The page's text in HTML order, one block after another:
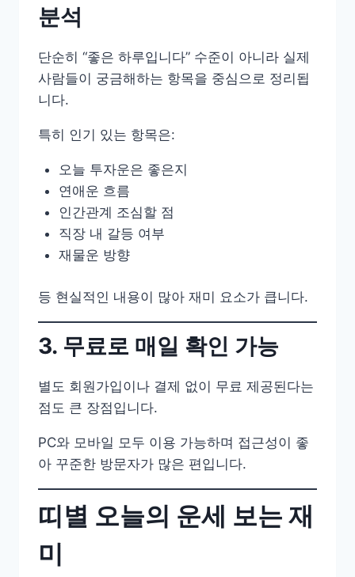
분석
단순히 “좋은 하루입니다” 수준이 아니라 실제
사람들이 궁금해하는 항목을 중심으로 정리됩
니다.
특히 인기 있는 항목은:
오늘 투자운은 좋은지
연애운 흐름
인간관계 조심할 점
직장 내 갈등 여부
재물운 방향
등 현실적인 내용이 많아 재미 요소가 큽니다.
3. 무료로 매일 확인 가능
별도 회원가입이나 결제 없이 무료 제공된다는
점도 큰 장점입니다.
PC와 모바일 모두 이용 가능하며 접근성이 좋
아 꾸준한 방문자가 많은 편입니다.
띠별 오늘의 운세 보는 재
미